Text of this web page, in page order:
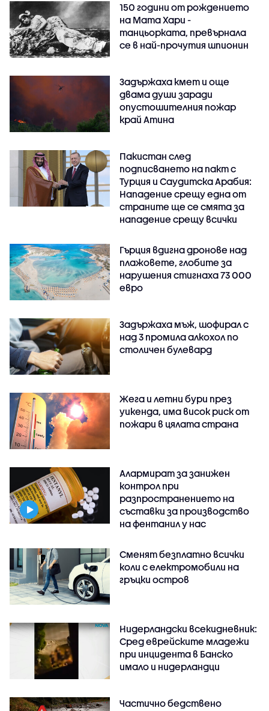
150 години от рождението
на Мата Хари -
танцьорката, превърнала
се в най-прочутия шпионин
Задържаха кмет и още
двама души заради
опустошителния пожар
край Атина
Пакистан след
подписването на пакт с
Турция и Саудитска Арабия:
Нападение срещу една от
страните ще се смята за
нападение срещу всички
Гърция вдигна дронове над
плажовете, глобите за
нарушения стигнаха 73 000
евро
Задържаха мъж, шофирал с
над 3 промила алкохол по
столичен булевард
Жега и летни бури през
уикенда, има висок риск от
пожари в цялата страна
Алармират за занижен
контрол при
разпространението на
съставки за производство
на фентанил у нас
Сменят безплатно всички
коли с електромобили на
гръцки остров
Нидерландски всекидневник:
Сред еврейските младежи
при инцидента в Банско
имало и нидерландци
Частично бедствено